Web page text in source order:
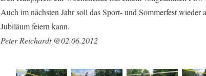
Auch im nächsten Jahr soll das Sport- und Sommerfest
Jubiläum feiern kann.
Peter Reichardt @02.06.2012